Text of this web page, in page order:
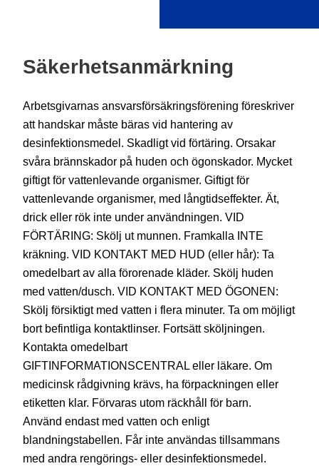
Säkerhetsanmärkning
Arbetsgivarnas ansvarsförsäkringsförening föreskriver
att handskar måste bäras vid hantering av
desinfektionsmedel. Skadligt vid förtäring. Orsakar
svåra brännskador på huden och ögonskador. Mycket
giftigt för vattenlevande organismer. Giftigt för
vattenlevande organismer, med långtidseffekter. Ät,
drick eller rök inte under användningen. VID
FÖRTÄRING: Skölj ut munnen. Framkalla INTE
kräkning. VID KONTAKT MED HUD (eller hår): Ta
omedelbart av alla förorenade kläder. Skölj huden
med vatten/dusch. VID KONTAKT MED ÖGONEN:
Skölj försiktigt med vatten i flera minuter. Ta om möjligt
bort befintliga kontaktlinser. Fortsätt sköljningen.
Kontakta omedelbart
GIFTINFORMATIONSCENTRAL eller läkare. Om
medicinsk rådgivning krävs, ha förpackningen eller
etiketten klar. Förvaras utom räckhåll för barn.
Använd endast med vatten och enligt
blandningstabellen. Får inte användas tillsammans
med andra rengörings- eller desinfektionsmedel.